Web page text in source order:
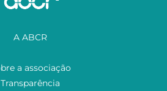
A ABCR
a associação
Transparência